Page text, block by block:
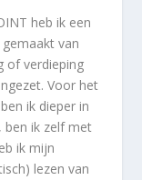
heb ik een
van
of verdieping
Voor het
ik dieper in
ben ik zelf met
ik mijn
lezen van